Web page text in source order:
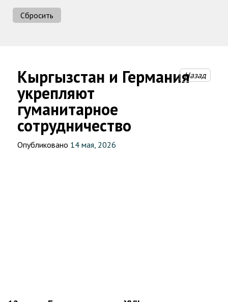
Кыргызстан и Германия
укрепляют
гуманитарное
сотрудничество
Назад
Опубликовано 14 мая, 2026
Сбросить